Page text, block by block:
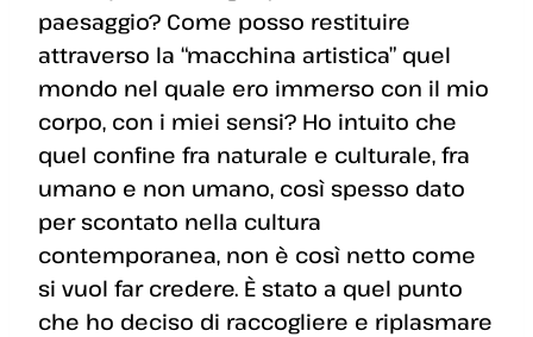
paesaggio? Come posso restituire
attraverso la “macchina artistica” quel
mondo nel quale ero immerso con il mio
corpo, con i miei sensi? Ho intuito che
quel confine fra naturale e culturale, fra
umano e non umano, così spesso dato
per scontato nella cultura
contemporanea, non è così netto come
si vuol far credere. È stato a quel punto
che ho deciso di raccogliere e riplasmare